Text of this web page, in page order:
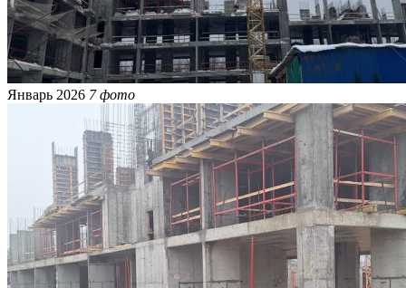
Январь 2026 7 фото